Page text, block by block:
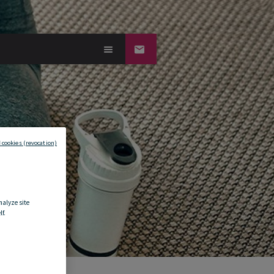
site
(revocation)